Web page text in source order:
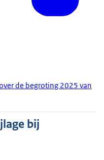
de begroting 2025 van
bij